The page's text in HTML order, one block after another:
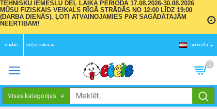
TEHNISKU IEMESLU DĒĻ LAIKA PERIODĀ 17.08.2026-30.08.2026
MŪSU FIZISKAIS VEIKALS RĪGĀ STRĀDĀS NO 12:00 LĪDZ 19:00
(DARBA DIENĀS). ĻOTI ATVAINOJAMIES PAR SAGĀDĀTAJĀM
NEĒRTĪBĀM!
IENĀKT REĢISTRĀCIJA LATVIEŠU
0
Visas kategorijas